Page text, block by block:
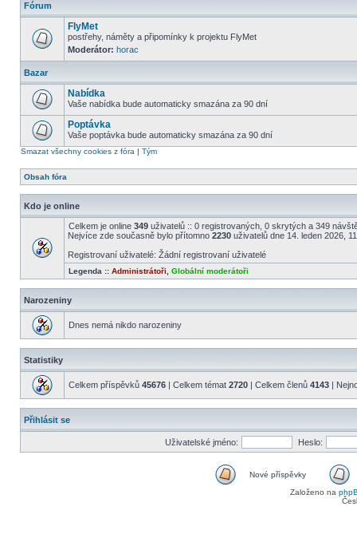
Fórum
FlyMet
postřehy, náměty a připomínky k projektu FlyMet
Moderátor: horac
Bazar
Nabídka
Vaše nabídka bude automaticky smazána za 90 dní
Poptávka
Vaše poptávka bude automaticky smazána za 90 dní
Smazat všechny cookies z fóra | Tým
Obsah fóra
Kdo je online
Celkem je online 349 uživatelů :: 0 registrovaných, 0 skrytých a 349
Nejvíce zde současně bylo přítomno 2230 uživatelů dne 14. leden 2026,
Registrovaní uživatelé: Žádní registrovaní uživatelé
Legenda :: Administrátoři Globální moderátoři
Narozeniny
Dnes nemá nikdo narozeniny
Statistiky
Celkem příspěvků 45676 | Celkem témat 2720 | Celkem členů 4143 |
Přihlásit se
Uživatelské jméno: Heslo:
Nové příspěvky
Založeno na